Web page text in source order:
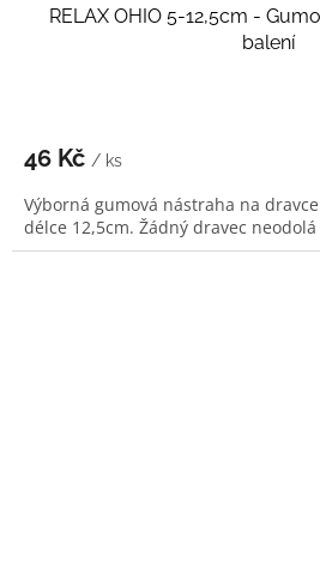
RELAX OHIO 5-12,5cm -
balení
46 Kč / ks
Výborná gumová nástraha na
délce 12,5cm. Žádný dravec